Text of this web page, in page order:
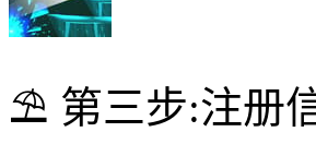
⛱ 第三步:注册